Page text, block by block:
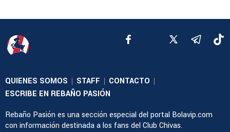
QUIENES SOMOS | STAFF | CONTACTO |
ESCRIBE EN REBAÑO PASIÓN
Rebaño Pasión es una sección especial del portal Bolavip.com
con información destinada a los fans del Club Chivas.